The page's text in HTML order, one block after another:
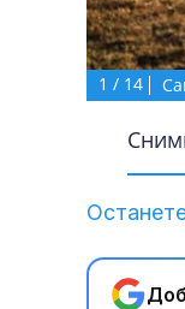
1 / 14